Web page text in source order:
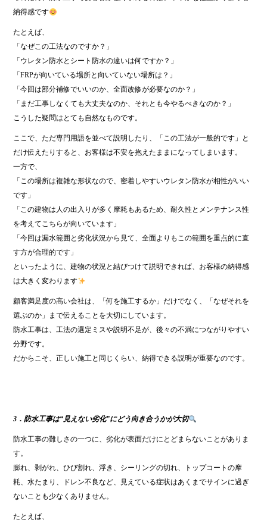
納得感です
たとえば、
「なぜこの工法なのですか？」
「ウレタン防水とシート防水の違いは何ですか？」
「FRPが向いている場所と向いていない場所は？」
「今回は部分補修でいいのか、全面改修が必要なのか？」
「まだ工事しなくても大丈夫なのか、それとも今やるべきなのか？」
こうした疑問はとても自然なものです。
ここで、ただ専門用語を並べて説明したり、「この工法が一般的です」と
だけ伝えたりすると、お客様は不安を抱えたままになってしまいます。
一方で、
「この場所は複雑な形状なので、密着しやすいウレタン防水が相性がいい
です」
「この建物は人の出入りが多く摩耗もあるため、耐久性とメンテナンス性
を考えてこちらが向いています」
「今回は漏水範囲と劣化状況から見て、全面よりもこの範囲を重点的に直
す方が合理的です」
といったように、建物の状況と結びつけて説明できれば、お客様の納得感
は大きく変わります
顧客満足度の高い会社は、「何を施工するか」だけでなく、「なぜそれを
選ぶのか」まで伝えることを大切にしています。
防水工事は、工法の選定ミスや説明不足が、後々の不満につながりやすい
分野です。
だからこそ、正しい施工と同じくらい、納得できる説明が重要なのです。
3．防水工事は“見えない劣化”にどう向き合うかが大切
防水工事の難しさの一つに、劣化が表面だけにとどまらないことがありま
す。
膨れ、剥がれ、ひび割れ、浮き、シーリングの切れ、トップコートの摩
耗、水たまり、ドレン不良など、見えている症状はあくまでサインに過ぎ
ないことも少なくありません。
たとえば、